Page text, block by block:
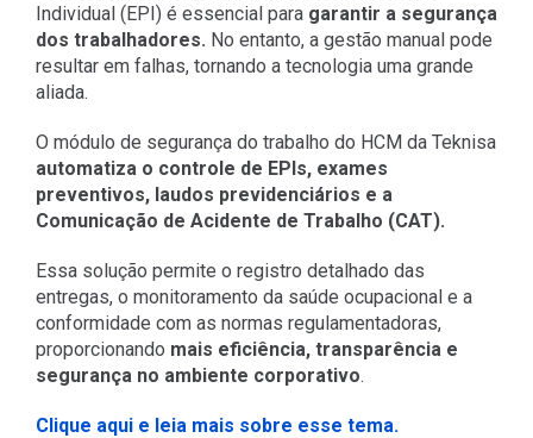
Individual (EPI) é essencial paragarantir a segurança
dos trabalhadores. No entanto, a gestão manual pode
resultar em falhas, tornando a tecnologia uma grande
aliada.
O módulo de segurança do trabalho do HCM da Teknisa
automatiza o controle de EPIs, exames
preventivos, laudos previdenciários e a
Comunicação de Acidente de Trabalho (CAT).
Essa solução permite o registro detalhado das
entregas, o monitoramento da saúde ocupacional e a
conformidade com as normas regulamentadoras,
proporcionando mais eficiência, transparência e
segurança no ambiente corporativo.
Clique aqui e leia mais sobre esse tema.